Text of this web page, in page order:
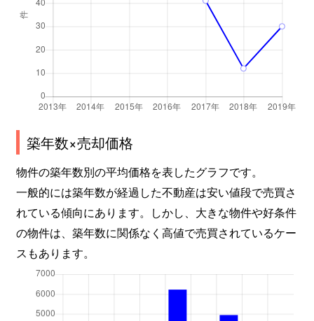
築年数×売却価格
物件の築年数別の平均価格を表したグラフです。
一般的には築年数が経過した不動産は安い値段で売買さ
れている傾向にあります。しかし、大きな物件や好条件
の物件は、築年数に関係なく高値で売買されているケー
スもあります。